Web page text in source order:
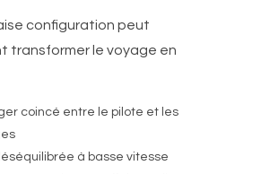
configuration peut
transformer le voyage en
coincé entre le pilote et les
à basse vitesse